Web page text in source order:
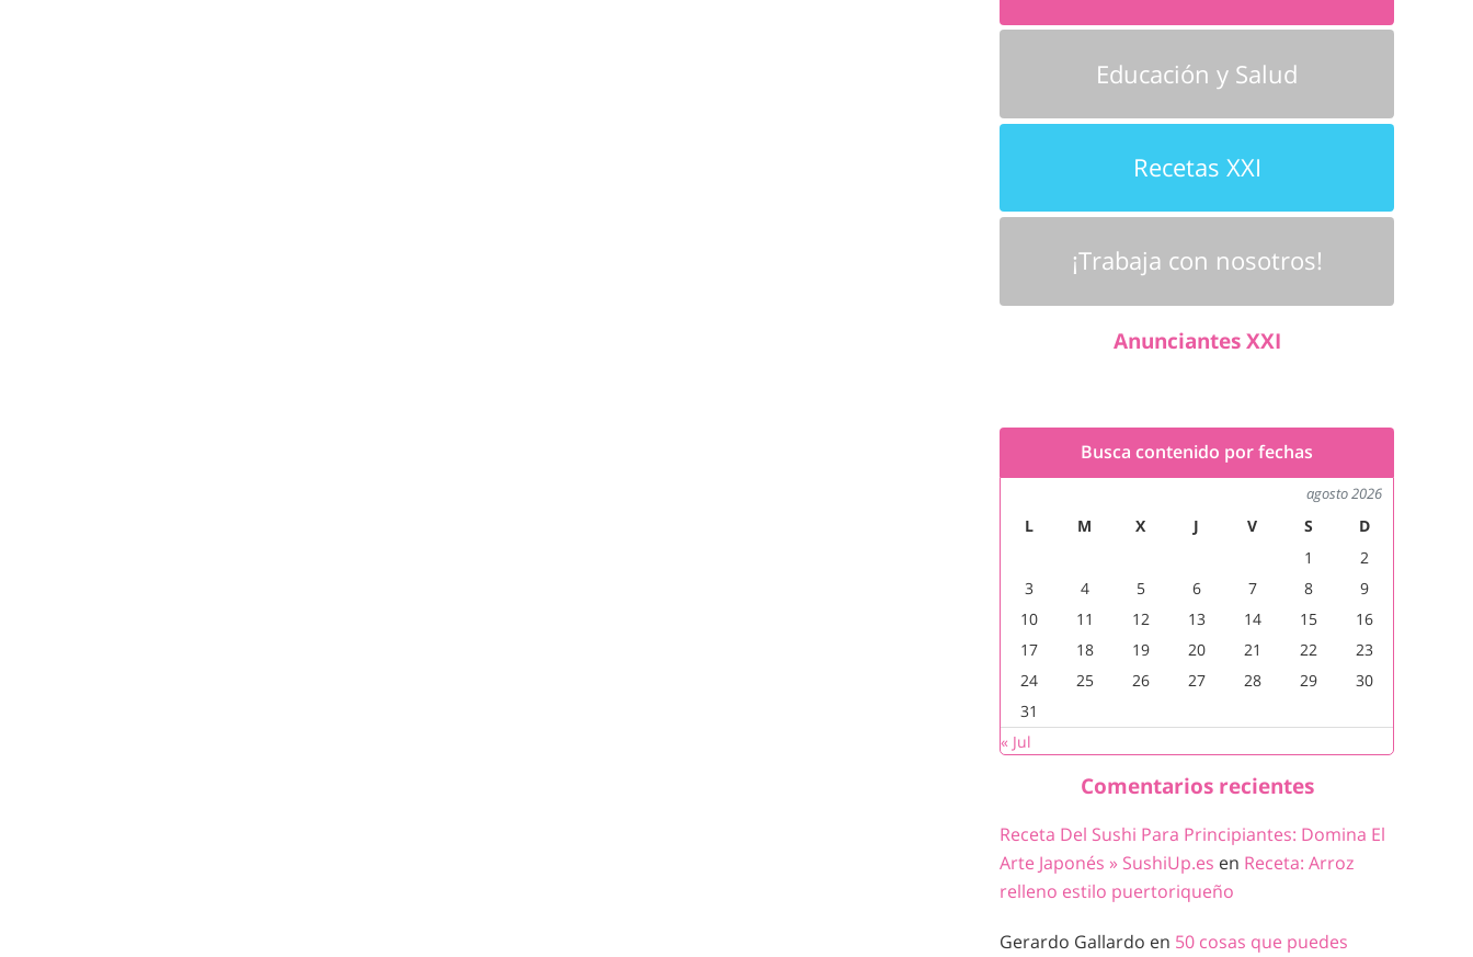
Educación y Salud
Recetas XXI
¡Trabaja con nosotros!
Anunciantes XXI
Busca contenido por fechas
agosto 2026
L M X J V S
D
1
2
3
4 5 6 7 8
9
10
11 12 13 14 15
16
17
18 19 20 21 22
23
24
25 26 27 28 29
30
31
« Jul
Comentarios recientes
Receta Del Sushi Para Principiantes: Domina El
Arte Japonés » SushiUp.es en Receta: Arroz
relleno estilo puertoriqueño
Gerardo Gallardo en 50 cosas que puedes